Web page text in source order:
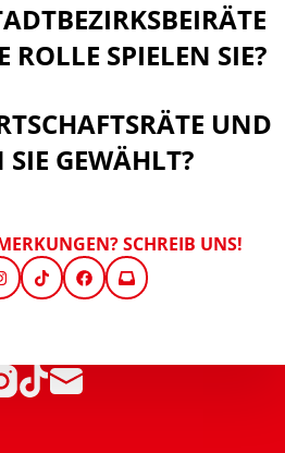
ROLLE SPIELEN SIE?
UND
GEWÄHLT?
SCHREIB UNS!